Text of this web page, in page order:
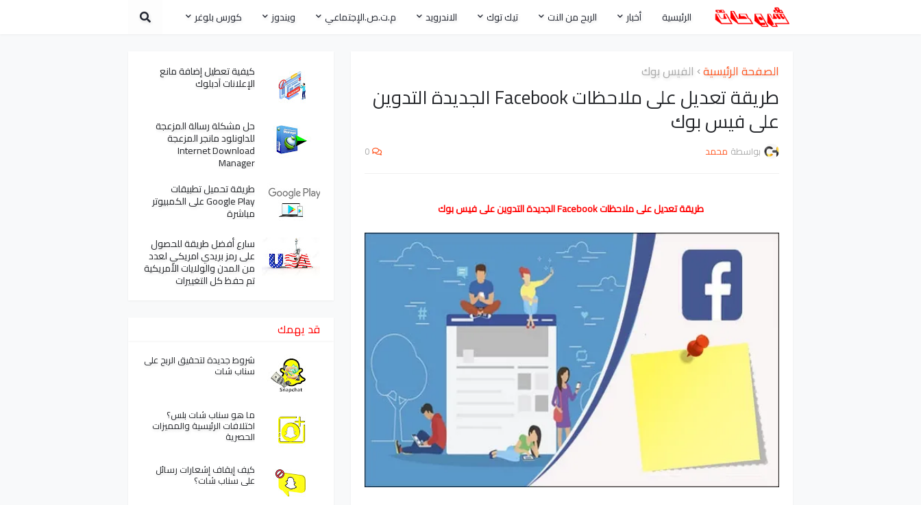
الرئيسية أخبار الربح من النت تيك توك الاندرويد م.ت.ص.الإجتماعي ويندوز كورس بلوغر
الصفحة الرئيسية الفيس بوك
طريقة تعديل على ملاحظات Facebook الجديدة التدوين
على فيس بوك
بواسطة محمد 0
طريقة تعديل على ملاحظات Facebook الجديدة التدوين على فيس بوك
كيفية تعطيل إضافة مانع
الإعلانات آدبلوك
حل مشكلة رسالة المزعجة
للداونلود مانجر المزعجة
Internet Download
Manager
طريقة تحميل تطبيقات
Google Play على الكمبيوتر
مباشرة
سارع أفضل طريقة للحصول
على رمز بريدي امريكي لعدد
من المدن والولايات الأمريكية
تم حفظ كل التغييرات
قد يهمك
شروط جديدة لتحقيق الربح على
سناب شات
ما هو سناب شات بلس؟
اختلافات الرئيسية والمميزات
الحصرية
كيف إيقاف إشعارات رسائل
على سناب شات؟